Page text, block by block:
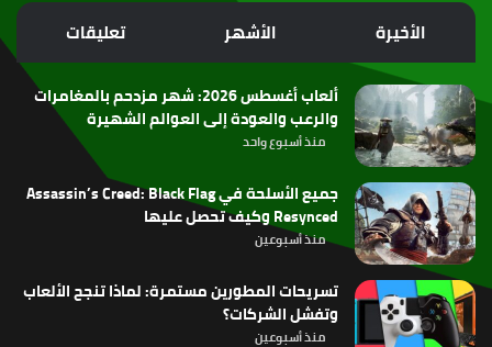
الموقع
RSS
الأخيرة الأشهر تعليقات
ألعاب أغسطس 2026: شهر مزدحم بالمغامرات
والرعب والعودة إلى العوالم الشهيرة
منذ أسبوع واحد
جميع الأسلحة في Assassin’s Creed: Black Flag
Resynced وكيف تحصل عليها
منذ أسبوعين
تسريحات المطورين مستمرة: لماذا تنجح الألعاب
وتفشل الشركات؟
منذ أسبوعين